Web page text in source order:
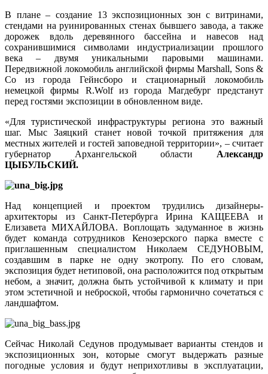
В плане – создание 13 экспозиционных зон с витринами,
стендами на руинированных стенах бывшего завода, а также
дорожек вдоль деревянного бассейна и навесов над
сохранившимися символами индустриализации прошлого
века – двумя уникальными паровыми машинами.
Передвижной локомобиль английской фирмы Marshall, Sons &
Co из города Гейнсборо и стационарный локомобиль
немецкой фирмы R.Wolf из города Магдебург предстанут
перед гостями экспозиции в обновленном виде.
«Для туристической инфраструктуры региона это важный
шаг. Мыс Заяцкий станет новой точкой притяжения для
местных жителей и гостей заповедной территории», – считает
губернатор Архангельской области Александр
ЦЫБУЛЬСКИЙ.
Над концепцией и проектом трудились дизайнеры-
архитекторы из Санкт-Петербурга Ирина КАЩЕЕВА и
Елизавета МИХАЙЛОВА. Воплощать задуманное в жизнь
будет команда сотрудников Кенозерского парка вместе с
приглашенным специалистом Николаем СЕДУНОВЫМ,
создавшим в парке не одну экотропу. По его словам,
экспозиция будет нетиповой, она расположится под открытым
небом, а значит, должна быть устойчивой к климату и при
этом эстетичной и неброской, чтобы гармонично сочетаться с
ландшафтом.
Сейчас Николай Седунов продумывает варианты стендов и
экспозиционных зон, которые смогут выдержать разные
погодные условия и будут неприхотливы в эксплуатации,